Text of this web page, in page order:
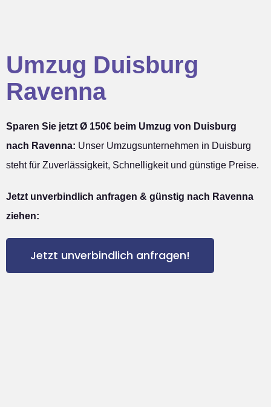
Umzug Duisburg
Ravenna
Sparen Sie jetzt Ø 150€ beim Umzug von Duisburg
nach Ravenna: Unser Umzugsunternehmen in Duisburg
steht für Zuverlässigkeit, Schnelligkeit und günstige Preise.
Jetzt unverbindlich anfragen & günstig nach Ravenna
ziehen:
Jetzt unverbindlich anfragen!